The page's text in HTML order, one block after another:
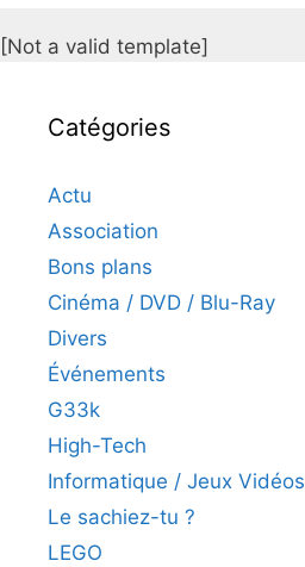
[Not a valid template]
Catégories
Actu
Association
Bons plans
Cinéma / DVD / Blu-Ray
Divers
Événements
G33k
High-Tech
Informatique / Jeux Vidéos
Le sachiez-tu ?
LEGO